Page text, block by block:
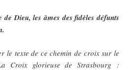
Dieu, les âmes des fidèles défunts
le texte de ce chemin de croix sur le
Croix glorieuse de Strasbourg :